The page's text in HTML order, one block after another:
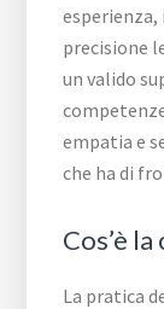
esperienza,
precisione
un valido
empatia e
che ha di
Cos’è
La pratica